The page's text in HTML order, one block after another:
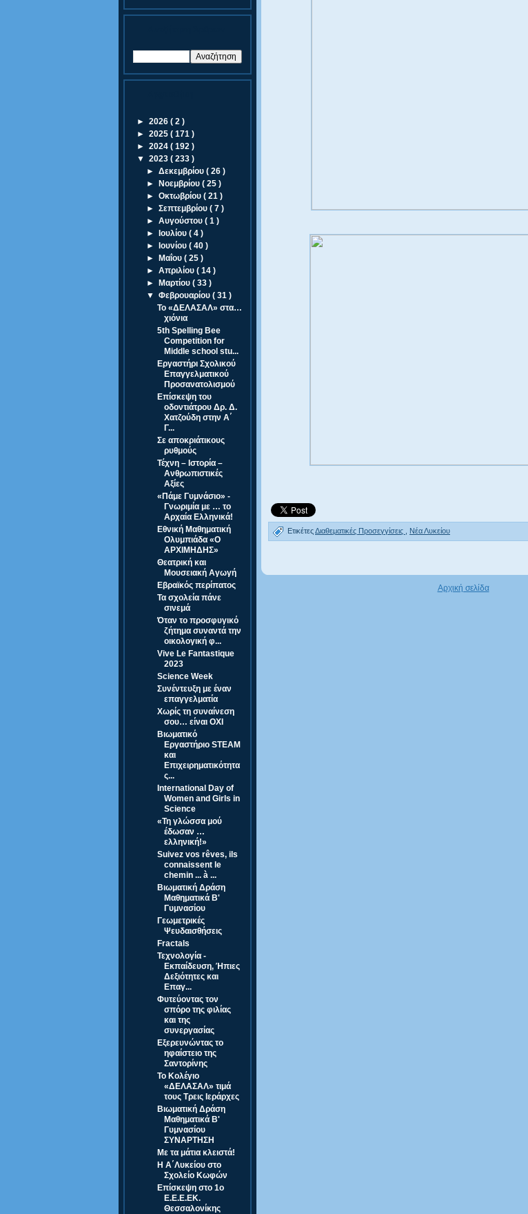
► 2026 ( 2 )
► 2025 ( 171 )
► 2024 ( 192 )
▼ 2023 ( 233 )
►Δεκεμβρίου( 26 )
►
Νοεμβρίου( 25 )
►Οκτωβρίου( 21 )
►Σεπτεμβρίου( 7 )
►Αυγούστου( 1 )
►
Ιουλίου( 4 )
►
Ιουνίου( 40 )
►
Μαΐου( 25 )
►Απριλίου( 14 )
►
Μαρτίου( 33 )
▼Φεβρουαρίου( 31 )
Το «ΔΕΛΑΣΑΛ» στα…
χιόνια
5th Spelling Bee
Competition for
Middle school stu...
Εργαστήρι Σχολικού
Επαγγελματικού
Προσανατολισμού
Επίσκεψη του
οδοντιάτρου Δρ. Δ.
Χατζούδη στην Α΄
Γ...
Σε αποκριάτικους
ρυθμούς
Τέχνη – Ιστορία –
Ανθρωπιστικές
Αξίες
«Πάμε Γυμνάσιο» -
Γνωριμία με … το
Αρχαία Ελληνικά!
Εθνική Μαθηματική
Ολυμπιάδα «Ο
ΑΡΧΙΜΗΔΗΣ»
Θεατρική και
Μουσειακή Αγωγή
Εβραϊκός περίπατος
Τα σχολεία πάνε
σινεμά
Όταν το προσφυγικό
ζήτημα συναντά την
οικολογική φ...
Vive Le Fantastique
2023
Science Week
Συνέντευξη με έναν
επαγγελματία
Χωρίς τη συναίνεση
σου… είναι ΟΧΙ
Βιωματικό
Εργαστήριο STEAM
και
Επιχειρηματικότητα
ς...
International Day of
Women and Girls in
Science
«Τη γλώσσα μού
έδωσαν …
ελληνική!»
Suivez vos rêves, ils
connaissent le
chemin ... à ...
Βιωματική Δράση
Μαθηματικά Β'
Γυμνασίου
Γεωμετρικές
Ψευδαισθήσεις
Fractals
Τεχνολογία -
Εκπαίδευση, Ήπιες
Δεξιότητες και
Επαγ...
Φυτεύοντας τον
σπόρο της φιλίας
και της
συνεργασίας
Εξερευνώντας το
ηφαίστειο της
Σαντορίνης
Το Κολέγιο
«ΔΕΛΑΣΑΛ» τιμά
τους Τρεις Ιεράρχες
Βιωματική Δράση
Μαθηματικά Β'
Γυμνασίου
ΣΥΝΑΡΤΗΣΗ
Με τα μάτια κλειστά!
Η Α΄Λυκείου στο
Σχολείο Κωφών
Επίσκεψη στο 1ο
Ε.Ε.Ε.ΕΚ.
Θεσσαλονίκης
ΕτικέτεςΔιαθεματικές Προσεγγίσεις Νέα Λυκείου
Αρχική σελίδα